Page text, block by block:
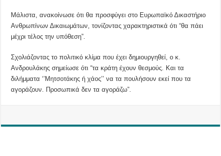
Μάλιστα, ανακοίνωσε ότι θα προσφύγει στο Ευρωπαϊκό Δικαστήριο
Ανθρωπίνων Δικαιωμάτων, τονίζοντας χαρακτηριστικά ότι “θα πάει
μέχρι τέλος την υπόθεση”.
Σχολιάζοντας το πολιτικό κλίμα που έχει δημιουργηθεί, ο κ.
Ανδρουλάκης σημείωσε ότι “τα κράτη έχουν θεσμούς. Και τα
διλήμματα ‘’Μητσοτάκης ή χάος’’ να τα πουλήσουν εκεί που τα
αγοράζουν. Προσωπικά δεν τα αγοράζω”.